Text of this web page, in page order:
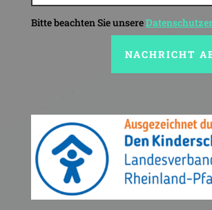
Bitte beachten Sie unsere
NACHRICHT